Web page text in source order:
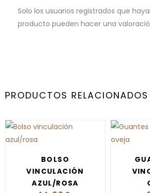
Solo los usuarios registrados que
producto pueden hacer una
PRODUCTOS RELACIONADOS
BOLSO
VINCULACIÓN
AZUL/ROSA